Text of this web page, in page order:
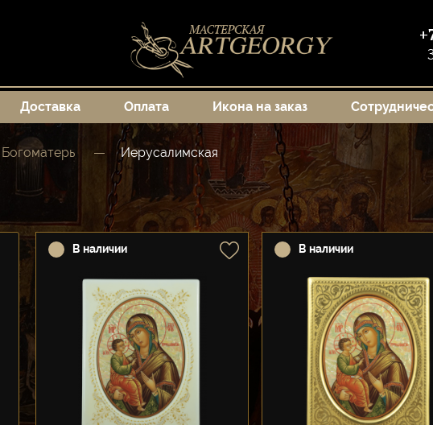
Доставка Оплата Икона на заказ
Богоматерь Иерусалимская
В наличии В наличии